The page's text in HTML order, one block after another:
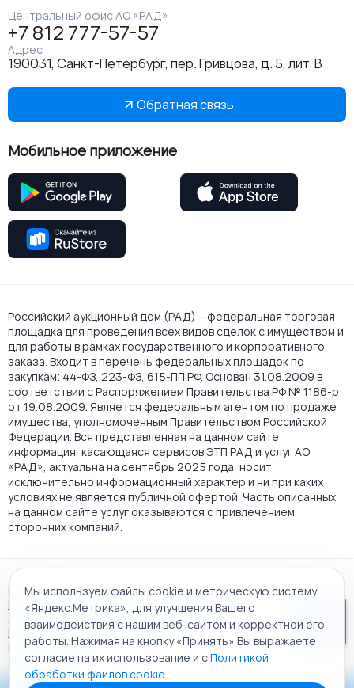
Центральный офис АО «РАД»
+7 812 777-57-57
Адрес
190031, Санкт-Петербург, пер. Гривцова, д. 5, лит. В
Обратная связь
Мобильное приложение
Российский аукционный дом (РАД) – федеральная торговая
площадка для проведения всех видов сделок с имуществом и
для работы в рамках государственного и корпоративного
заказа. Входит в перечень федеральных площадок по
закупкам: 44-ФЗ, 223-ФЗ, 615-ПП РФ. Основан 31.08.2009 в
соответствии с Распоряжением Правительства РФ № 1186-р
от 19.08.2009. Является федеральным агентом по продаже
имущества, уполномоченным Правительством Российской
Федерации. Вся представленная на данном сайте
информация, касающаяся сервисов ЭТП РАД и услуг АО
«РАД», актуальна на сентябрь 2025 года, носит
исключительно информационный характер и ни при каких
условиях не является публичной офертой. Часть описанных
на данном сайте услуг оказываются с привлечением
сторонних компаний.
Пользовательское соглашение
Политика АО "РАД" в отношении обработки персональных
данных
Политика обработки файлов cookie
Карта сайта
© 2009 - 2026 АО «Российский аукционный дом»
Мы используем файлы cookie и метрическую систему
«Яндекс.Метрика», для улучшения Вашего
взаимодействия с нашим веб-сайтом и корректной его
работы. Нажимая на кнопку «Принять» Вы выражаете
согласие на их использование и сПолитикой
обработки файлов cookie